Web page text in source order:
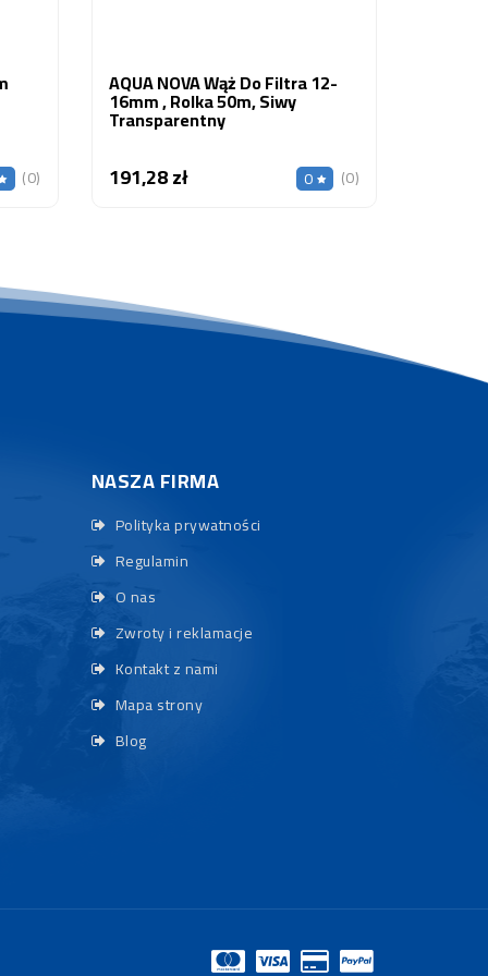
(0)
AQUA NOVA Wąż Do Filtra 12-
16mm , Rolka 50m, Siwy
Transparentny
191,28 złCena 0 (0)
NASZA FIRMA
Polityka prywatności
Regulamin
O nas
Zwroty i reklamacje
Kontakt z nami
Mapa strony
Blog